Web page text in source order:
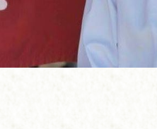
料理教室
弁当